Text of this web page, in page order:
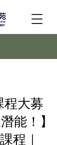
程大募
能！】
程｜